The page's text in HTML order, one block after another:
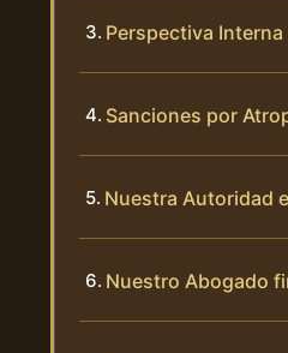
Perspectiva
Sanciones por
Nuestra Autoridad
Nuestro Abogado